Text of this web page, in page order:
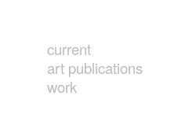
current
art publications
work